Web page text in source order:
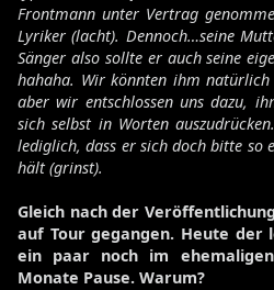
Frontmann unter Vertrag
Lyriker (lacht). Dennoch…seine
Sänger also sollte er auch seine
hahaha. Wir könnten ihm natürlich
aber wir entschlossen uns dazu,
sich selbst in Worten
lediglich, dass er sich doch bitte so
hält (grinst).
Gleich nach der
auf Tour gegangen. Heute der
ein paar noch im
Monate Pause. Warum?